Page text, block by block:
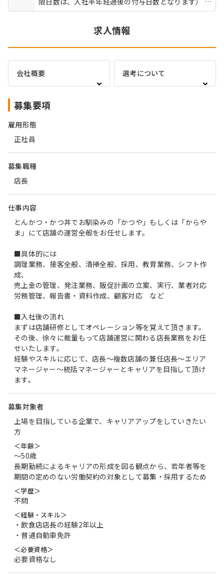
間休日108日
求人情報
会社概要 選考について
募集要項
雇用形態
正社員
募集職種
店長
仕事内容
とんかつ・かつ丼でお馴染みの「かつや」もしくは「からや
ま」にて店舗の運営全般をお任せします。
■具体的には
調理業務、接客全般、清掃全般、採用、教育業務、シフト作
成、
売上金の管理、発注業務、販促計画の立案、実行、業者対応
労務管理、報告書・資料作成、顧客対応 など
■入社後の流れ
まずは店舗研修としてオペレーション等を覚えて頂きます。
その後、徐々に裁量もって店舗運営に関わる店長業務をお任
せいたします。
経験やスキルに応じて、店長～複数店舗の兼任店長～エリア
マネージャー～統括マネージャーとキャリアを目指して頂け
ます。
募集対象者
上場を目指している企業で、キャリアアップをしていきたい
方
＜年齢＞
〜50歳
長期勤続によるキャリアの形成を図る観点から、若年者等を
期間の定めのない労働契約の対象として募集・採用するため
＜学歴＞
不問
＜経験・スキル＞
・飲食店店長の経験2年以上
・普通自動車免許
＜必要資格＞
必要資格なし